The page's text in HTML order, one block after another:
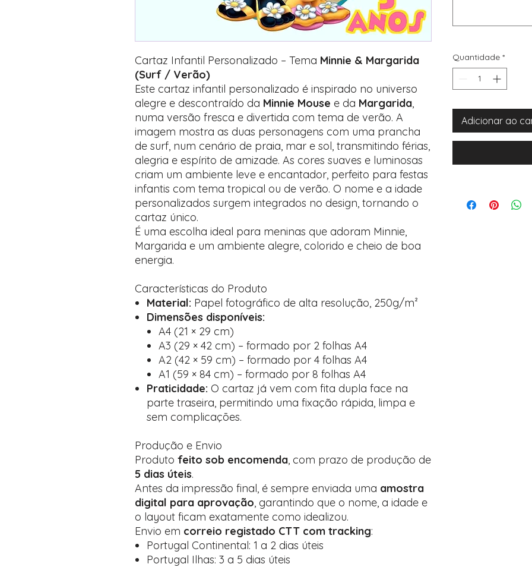
Cartaz Infantil Personalizado – Tema Minnie & Margarida
(Surf / Verão)
Este cartaz infantil personalizado é inspirado no universo
alegre e descontraído da Minnie Mouse e da Margarida,
numa versão fresca e divertida com tema de verão. A
imagem mostra as duas personagens com uma prancha
de surf, num cenário de praia, mar e sol, transmitindo férias,
alegria e espírito de amizade. As cores suaves e luminosas
criam um ambiente leve e encantador, perfeito para festas
infantis com tema tropical ou de verão. O nome e a idade
personalizados surgem integrados no design, tornando o
cartaz único.
É uma escolha ideal para meninas que adoram Minnie,
Margarida e um ambiente alegre, colorido e cheio de boa
energia.
Características do Produto
Material: Papel fotográfico de alta resolução, 250g/m²
Dimensões disponíveis:
A4 (21 × 29 cm)
A3 (29 × 42 cm) – formado por 2 folhas A4
A2 (42 × 59 cm) – formado por 4 folhas A4
A1 (59 × 84 cm) – formado por 8 folhas A4
Praticidade: O cartaz já vem com fita dupla face na
parte traseira, permitindo uma fixação rápida, limpa e
sem complicações.
Produção e Envio
Produto feito sob encomenda, com prazo de produção de
5 dias úteis.
Antes da impressão final, é sempre enviada uma amostra
digital para aprovação, garantindo que o nome, a idade e
o layout ficam exatamente como idealizou.
Envio em correio registado CTT com tracking:
Portugal Continental: 1 a 2 dias úteis
Portugal Ilhas: 3 a 5 dias úteis
Quantidade *
Adicionar ao